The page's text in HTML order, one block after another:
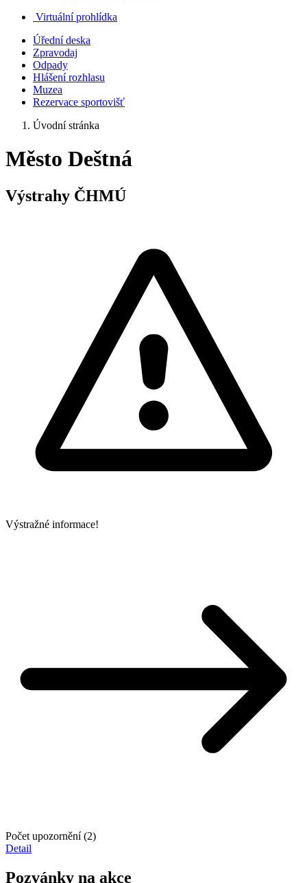
Virtuální prohlídka
Úřední deska
Zpravodaj
Odpady
Hlášení rozhlasu
Muzea
Rezervace sportovišť
Úvodní stránka
Město Deštná
Výstrahy ČHMÚ
Výstražné informace!
Počet upozornění (2)
Detail
Pozvánky na akce